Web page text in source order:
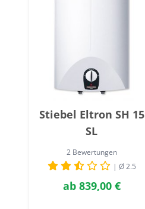
Stiebel Eltron SH 15
SL
2 Bewertungen
| Ø 2.5
ab839,00 €